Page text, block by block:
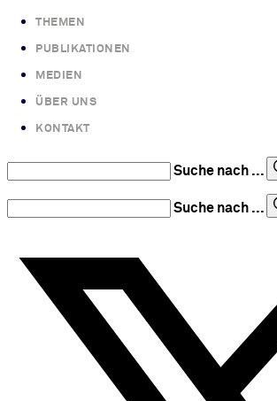
THEMEN
PUBLIKATIONEN
MEDIEN
ÜBER UNS
KONTAKT
Suche nach ...
Suche nach ...